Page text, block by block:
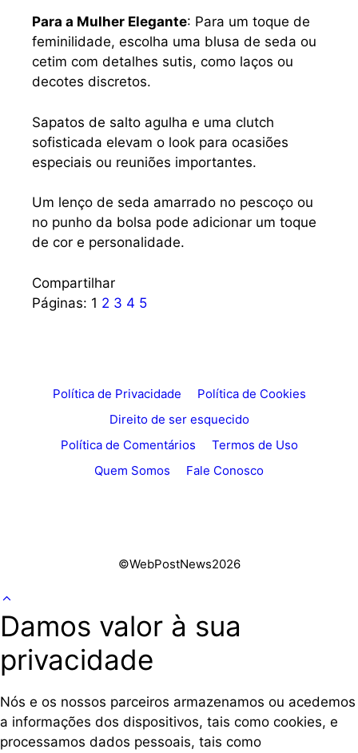
Para a Mulher Elegante: Para um toque de
feminilidade, escolha uma blusa de seda ou
cetim com detalhes sutis, como laços ou
decotes discretos.
Sapatos de salto agulha e uma clutch
sofisticada elevam o look para ocasiões
especiais ou reuniões importantes.
Um lenço de seda amarrado no pescoço ou
no punho da bolsa pode adicionar um toque
de cor e personalidade.
Compartilhar
Páginas: 1 2 3 4 5
Política de Privacidade
Política de Cookies
Direito de ser esquecido
Política de Comentários
Termos de Uso
Quem Somos
Fale Conosco
©WebPostNews2026
Damos valor à sua
privacidade
Nós e os nossos parceiros armazenamos ou acedemos
a informações dos dispositivos, tais como cookies, e
processamos dados pessoais, tais como